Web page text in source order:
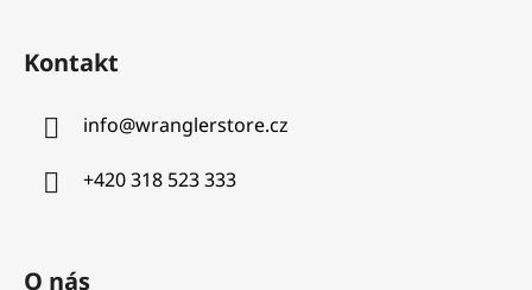
Z
Kontakt
info@wranglerstore.cz
+420 318 523 333
O nás